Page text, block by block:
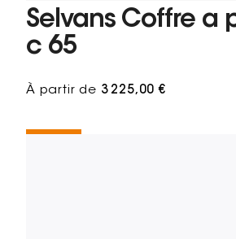
Selvans Coffre a
c 65
À partir de 3 225,00 €